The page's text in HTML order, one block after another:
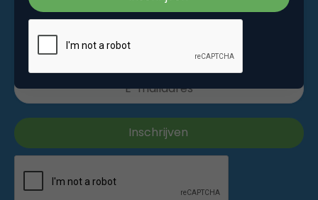
Dagelijkse nieuwsbrief
Wekelijkse nieuwsbrief